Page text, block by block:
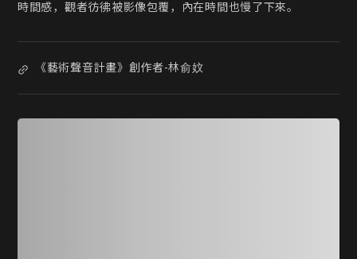
時間感，觀者彷彿被影像包覆，內在時間也慢了下來。
《藝術聲音計畫》創作者-林俞妏